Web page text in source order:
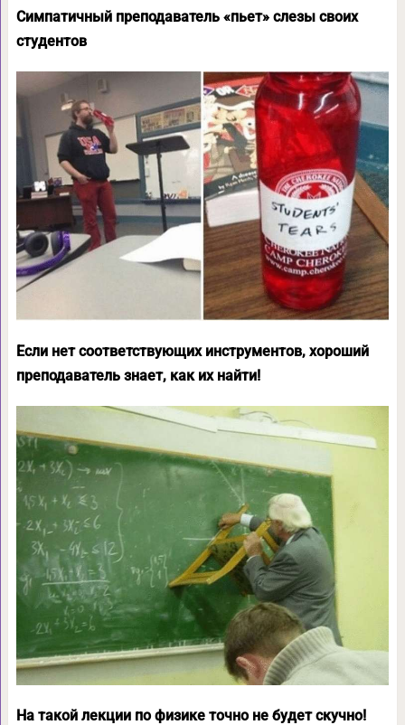
Симпатичный преподаватель «пьет» слезы своих
студентов
Если нет соответствующих инструментов, хороший
преподаватель знает, как их найти!
На такой лекции по физике точно не будет скучно!